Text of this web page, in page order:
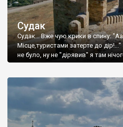
Судак
Судак... Вже чую крики в спину:
Місце,туристами затерте до
не було, ну не "дірявив" я там